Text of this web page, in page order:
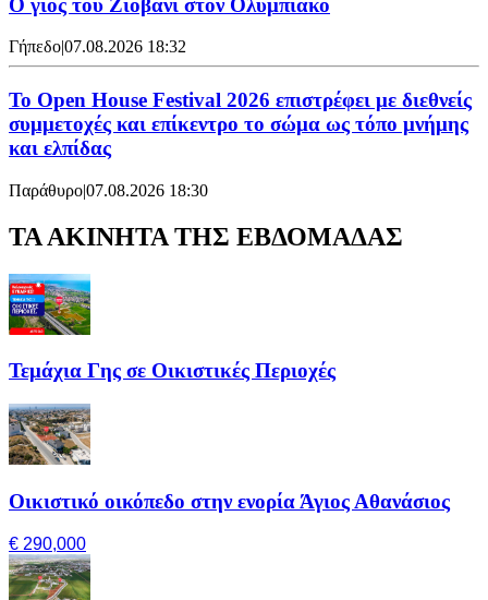
Γήπεδο|07.08.2026 18:32
Το Open House Festival 2026 επιστρέφει με διεθνείς
συμμετοχές και επίκεντρο το σώμα ως τόπο μνήμης
και ελπίδας
Παράθυρο|07.08.2026 18:30
ΤΑ ΑΚΙΝΗΤΑ ΤΗΣ ΕΒΔΟΜΑΔΑΣ
Τεμάχια Γης σε Οικιστικές Περιοχές
Οικιστικό οικόπεδο στην ενορία Άγιος Αθανάσιος
€ 290,000